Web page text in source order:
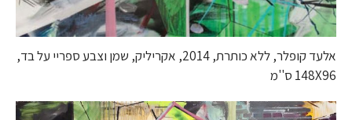
אלעד קופלר, ללא כותרת, 2014, אקריליק, שמן וצבע ספריי על בד,
148X96 ס''מ